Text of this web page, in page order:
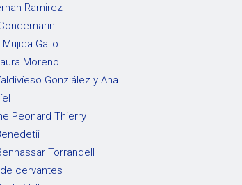
Ramirez
Mujica Gallo
Moreno
Gonz:ález y Ana
Peonard Thierry
Torrandell
cervantes